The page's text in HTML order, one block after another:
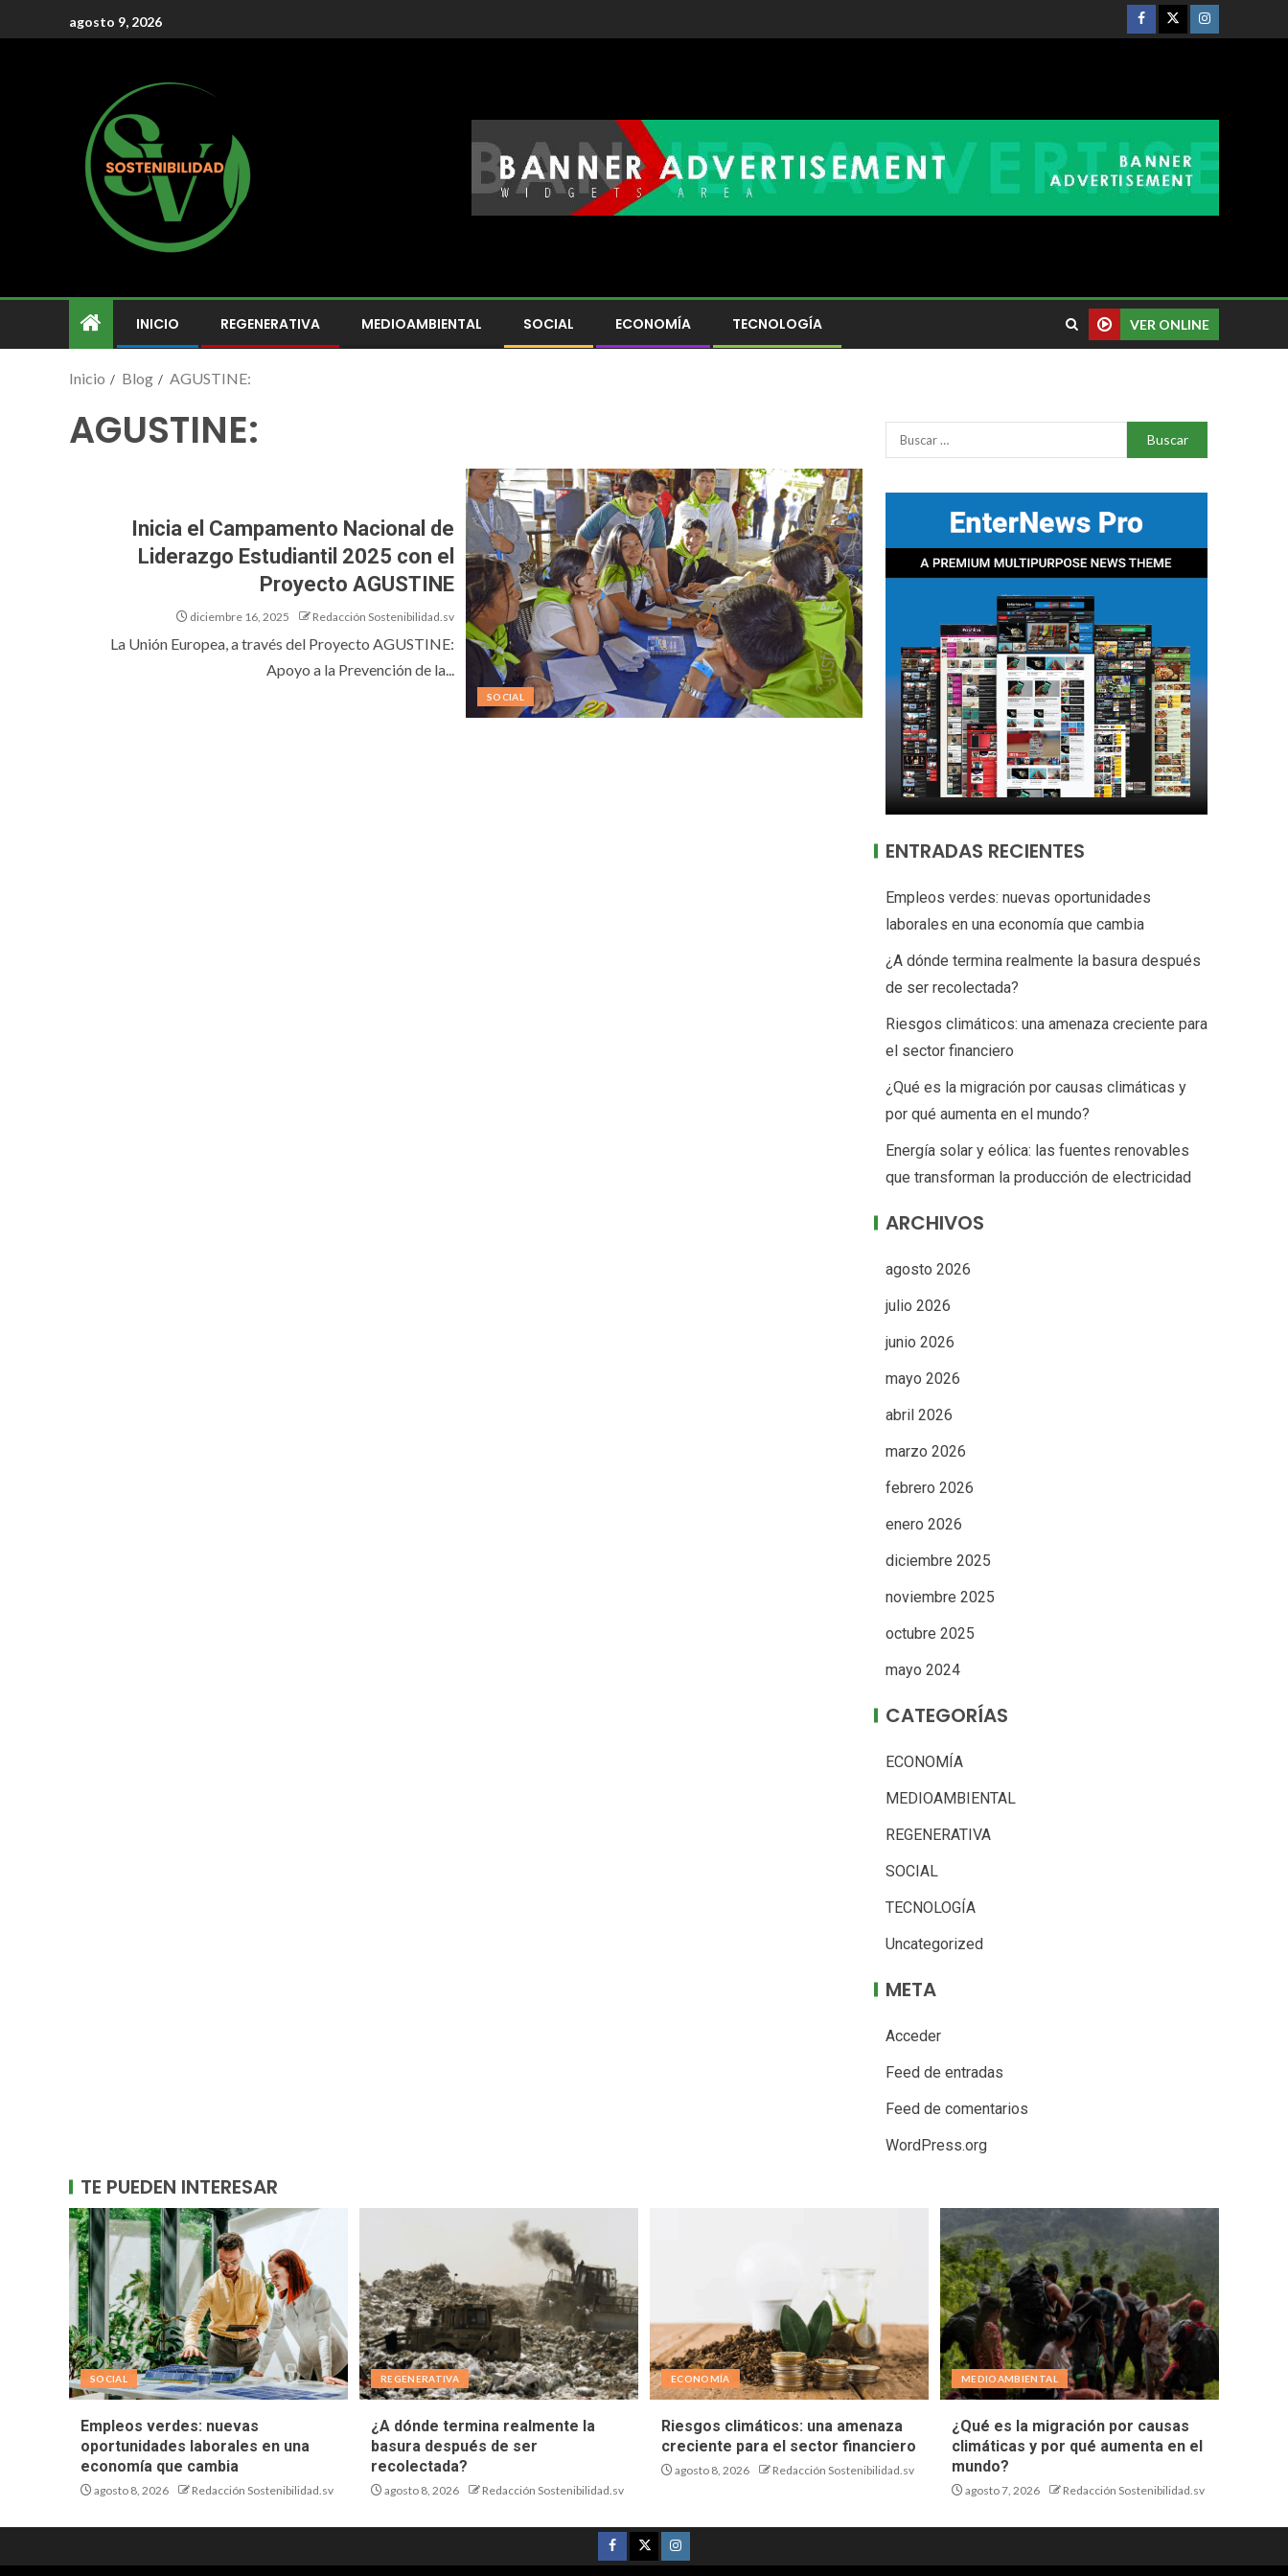
agosto 9, 2026
INICIO REGENERATIVA MEDIOAMBIENTAL SOCIAL ECONOMÍA TECNOLOGÍA VER ONLINE
Inicio Blog AGUSTINE:
AGUSTINE:
SOCIAL
Inicia el Campamento Nacional de
Liderazgo Estudiantil 2025 con el
Proyecto AGUSTINE
diciembre 16, 2025 Redacción Sostenibilidad.sv
La Unión Europea, a través del Proyecto AGUSTINE:
Apoyo a la Prevención de la...
ENTRADAS RECIENTES
Empleos verdes: nuevas oportunidades
laborales en una economía que cambia
¿A dónde termina realmente la basura después
de ser recolectada?
Riesgos climáticos: una amenaza creciente para
el sector financiero
¿Qué es la migración por causas climáticas y
por qué aumenta en el mundo?
Energía solar y eólica: las fuentes renovables
que transforman la producción de electricidad
ARCHIVOS
agosto 2026
julio 2026
junio 2026
mayo 2026
abril 2026
marzo 2026
febrero 2026
enero 2026
diciembre 2025
noviembre 2025
octubre 2025
mayo 2024
CATEGORÍAS
ECONOMÍA
MEDIOAMBIENTAL
REGENERATIVA
SOCIAL
TECNOLOGÍA
Uncategorized
META
Acceder
Feed de entradas
Feed de comentarios
WordPress.org
TE PUEDEN INTERESAR
SOCIAL
Empleos verdes: nuevas
oportunidades laborales en una
economía que cambia
agosto 8, 2026 Redacción Sostenibilidad.sv
REGENERATIVA
¿A dónde termina realmente la
basura después de ser
recolectada?
agosto 8, 2026 Redacción Sostenibilidad.sv
ECONOMÍA
Riesgos climáticos: una amenaza
creciente para el sector financiero
agosto 8, 2026 Redacción Sostenibilidad.sv
MEDIOAMBIENTAL
¿Qué es la migración por causas
climáticas y por qué aumenta en el
mundo?
agosto 7, 2026 Redacción Sostenibilidad.sv